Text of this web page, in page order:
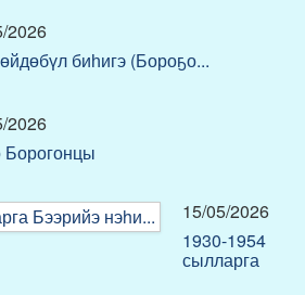
2026
биһигэ (Бороҕо...
2026
15/05/2026
1930-1954
сылларга